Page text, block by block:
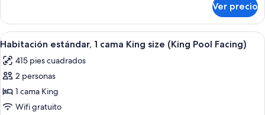
(Double
Queen
City
Facing)
estándar,
camas
size
(Double
City
Facing)
Ver precio
Abrir
todas
las
fotos
de
Habitación
Habitación de hotel con una cama
4
Habitación estándar, 1 cama King size (King Pool Facing)
415 pies cuadrados
2 personas
1 cama King
Wifi gratuito